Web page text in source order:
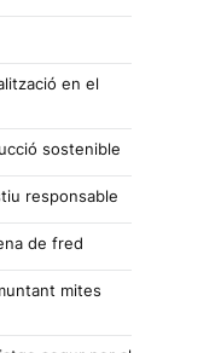
en el
sostenible
responsable
de fred
mites